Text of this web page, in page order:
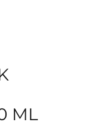
ML